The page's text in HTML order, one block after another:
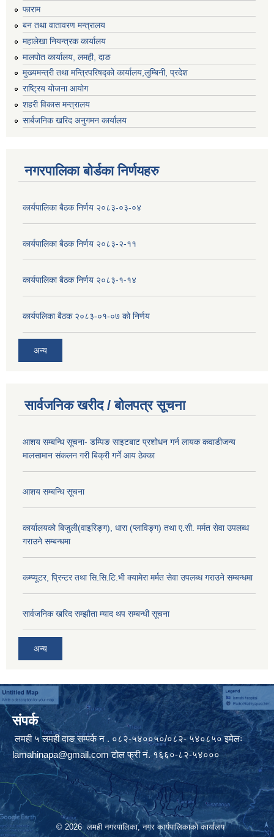
फाराम
बन तथा वातावरण मन्त्रालय
महालेखा नियन्त्रक कार्यालय
मालपोत कार्यालय, लमही, दाङ
मुख्यमन्त्री तथा मन्त्रिपरिषद्को कार्यालय,लुम्बिनी, प्रदेश
राष्ट्रिय योजना आयोग
शहरी विकास मन्त्रालय
सार्बजनिक खरिद अनुगमन कार्यालय
नगरपालिका बोर्डका निर्णयहरु
कार्यपालिका बैठक निर्णय २०८३-०३-०४
कार्यपालिका बैठक निर्णय २०८३-२-११
कार्यपालिका बैठक निर्णय २०८३-१-१४
कार्यपलिका बैठक २०८३-०१-०७ को निर्णय
अन्य
सार्वजनिक खरीद / बोलपत्र सूचना
आशय सम्बन्धि सूचना- डम्पिङ साइटबाट प्रशोधन गर्न लायक कवाडीजन्य
मालसामान संकलन गरी बिक्री गर्ने आय ठेक्का
आशय सम्बन्धि सूचना
कार्यालयको बिजुली(वाइरिङ्ग), धारा (प्लाविङ्ग) तथा ए.सी. मर्मत सेवा उपलब्ध
गराउने सम्बन्धमा
कम्प्यूटर, प्रिन्टर तथा सि.सि.टि.भी क्यामेरा मर्मत सेवा उपलब्ध गराउने सम्बन्धमा
सार्वजनिक खरिद सम्झौता म्याद थप सम्बन्धी सूचना
अन्य
संपर्क
लमही ५ लमही दाङ सम्पर्क न . ०८२-५४००५०/०८२- ५४०८५० इमेलः
lamahinapa@gmail.comटाेल फ्री नं. १६६०-८२-५४०००
© 2026 लमही नगरपालिका, नगर कार्यपालिकाको कार्यालय